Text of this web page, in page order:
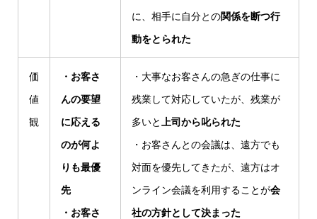
に、相手に自分との関係を断つ行
動をとられた
価
値
観
・お客さ
んの要望
に応える
のが何よ
りも最優
先
・お客さ
・大事なお客さんの急ぎの仕事に
残業して対応していたが、残業が
多いと
上司から叱られた
・お客さんとの会議は、遠方でも
対面を優先してきたが、遠方はオ
ンライン会議を利用することが会
社の方針として決まった